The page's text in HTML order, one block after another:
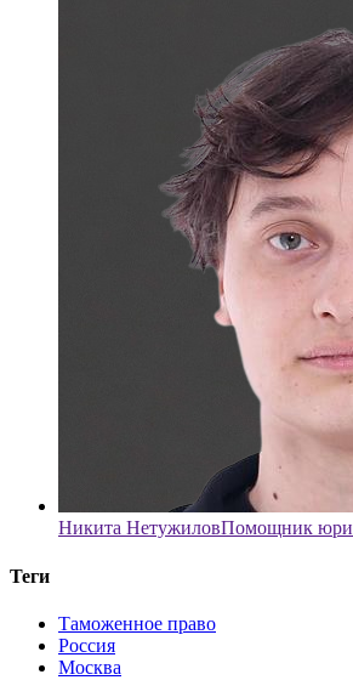
Никита НетужиловПомощник
Теги
Таможенное право
Россия
Москва